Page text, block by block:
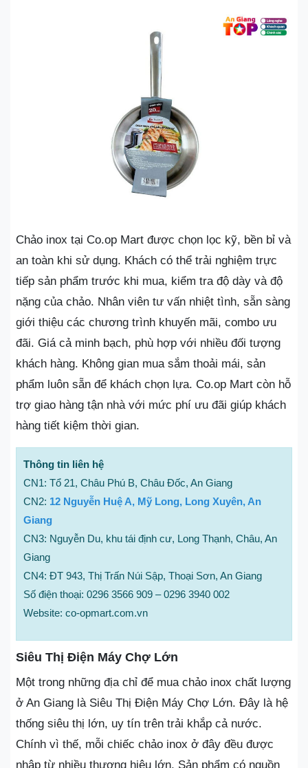
Chảo inox tại Co.op Mart được chọn lọc kỹ, bền bỉ và
an toàn khi sử dụng. Khách có thể trải nghiệm trực
tiếp sản phẩm trước khi mua, kiểm tra độ dày và độ
nặng của chảo. Nhân viên tư vấn nhiệt tình, sẵn sàng
giới thiệu các chương trình khuyến mãi, combo ưu
đãi. Giá cả minh bạch, phù hợp với nhiều đối tượng
khách hàng. Không gian mua sắm thoải mái, sản
phẩm luôn sẵn để khách chọn lựa. Co.op Mart còn hỗ
trợ giao hàng tận nhà với mức phí ưu đãi giúp khách
hàng tiết kiệm thời gian.
Thông tin liên hệ
CN1: Tổ 21, Châu Phú B, Châu Đốc, An Giang
CN2: 12 Nguyễn Huệ A, Mỹ Long, Long Xuyên, An
Giang
CN3: Nguyễn Du, khu tái định cư, Long Thạnh, Châu, An
Giang
CN4: ĐT 943, Thị Trấn Núi Sập, Thoại Sơn, An Giang
Số điện thoại: 0296 3566 909 – 0296 3940 002
Website: co-opmart.com.vn
Siêu Thị Điện Máy Chợ Lớn
Một trong những địa chỉ để mua chảo inox chất lượng
ở An Giang là Siêu Thị Điện Máy Chợ Lớn. Đây là hệ
thống siêu thị lớn, uy tín trên trải khắp cả nước.
Chính vì thế, mỗi chiếc chảo inox ở đây đều được
nhập từ nhiều thương hiệu lớn. Sản phẩm có nguồn